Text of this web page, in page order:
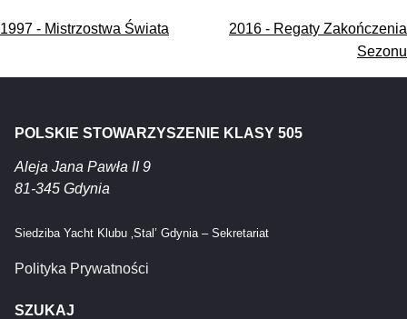
Nawigacja
1997 - Mistrzostwa Świata
2016 - Regaty Zakończenia
Sezonu
POLSKIE STOWARZYSZENIE KLASY 505
Aleja Jana Pawła II 9
81-345 Gdynia
Siedziba Yacht Klubu ‚Stal’ Gdynia – Sekretariat
Polityka Prywatności
SZUKAJ